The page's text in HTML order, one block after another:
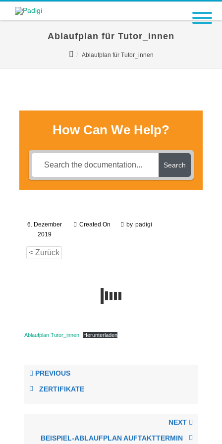
Ablaufplan für Tutor_innen
Ablaufplan für Tutor_innen
How Can We Help?
Search
Created On
6. Dezember
2019
by padigi
< Zurück
Ablaufplan Tutor_innen Herunterladen
PREVIOUS
ZERTIFIKATE
NEXT
BEISPIEL-ABLAUFPLAN AUFTAKTTERMIN